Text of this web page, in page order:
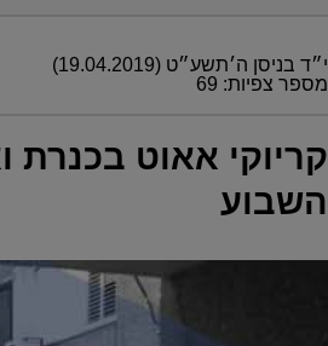
י״ד בניסן ה׳תשע״ט (19.04.2019)
מספר צפיות: 69
קריוקי אאוט בכנרת
השבוע